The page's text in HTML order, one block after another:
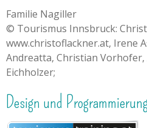
Familie Nagiller
© Tourismus Innsbruck:
www.christoflackner.at, Irene
Andreatta, Christian Vorhofer,
Eichholzer;
Design und